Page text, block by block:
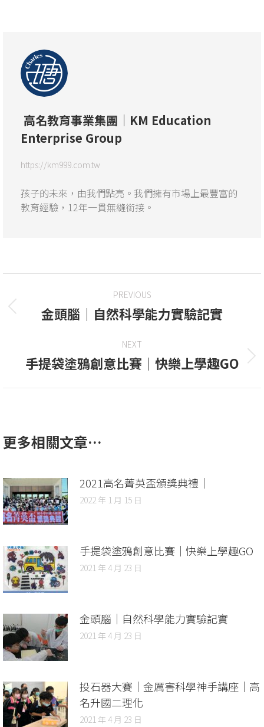
高名教育事業集團｜KM Education
Enterprise Group
https://km999.com.tw
孩子的未來，由我們點亮。我們擁有市場上最豐富的
教育經驗，12年一貫無縫銜接。
PREVIOUS
金頭腦｜自然科學能力實驗記實
NEXT
手提袋塗鴉創意比賽｜快樂上學趣GO
更多相關文章…
2021高名菁英盃頒獎典禮｜
2022 年 1 月 15 日
手提袋塗鴉創意比賽｜快樂上學趣GO
2021 年 4 月 23 日
金頭腦｜自然科學能力實驗記實
2021 年 4 月 23 日
投石器大賽｜金厲害科學神手講座｜高
名升國二理化
2021 年 4 月 23 日